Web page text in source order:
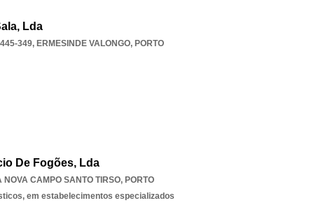
Lda
349, ERMESINDE VALONGO, PORTO
De Fogões, Lda
NOVA CAMPO SANTO TIRSO, PORTO
em estabelecimentos especializados